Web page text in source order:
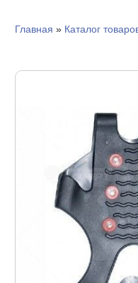
Главная » Каталог